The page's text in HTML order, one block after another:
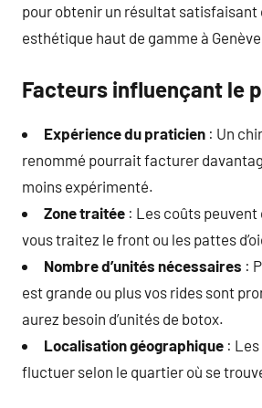
pour obtenir un résultat satisfaisant
esthétique haut de gamme à
Facteurs influençant le
Expérience du praticien : Un
renommé pourrait facturer
moins expérimenté.
Zone traitée : Les coûts
vous traitez le front ou les pattes
Nombre d’unités nécessaires :
est grande ou plus vos rides sont
aurez besoin d’unités de botox.
Localisation géographique :
fluctuer selon le quartier où se